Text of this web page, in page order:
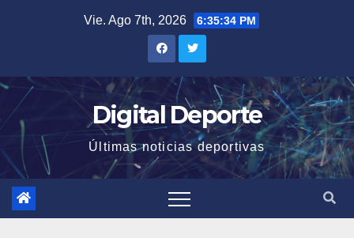
Vie. Ago 7th, 2026 6:35:35 PM
Digital Deporte
Últimas noticias deportivas